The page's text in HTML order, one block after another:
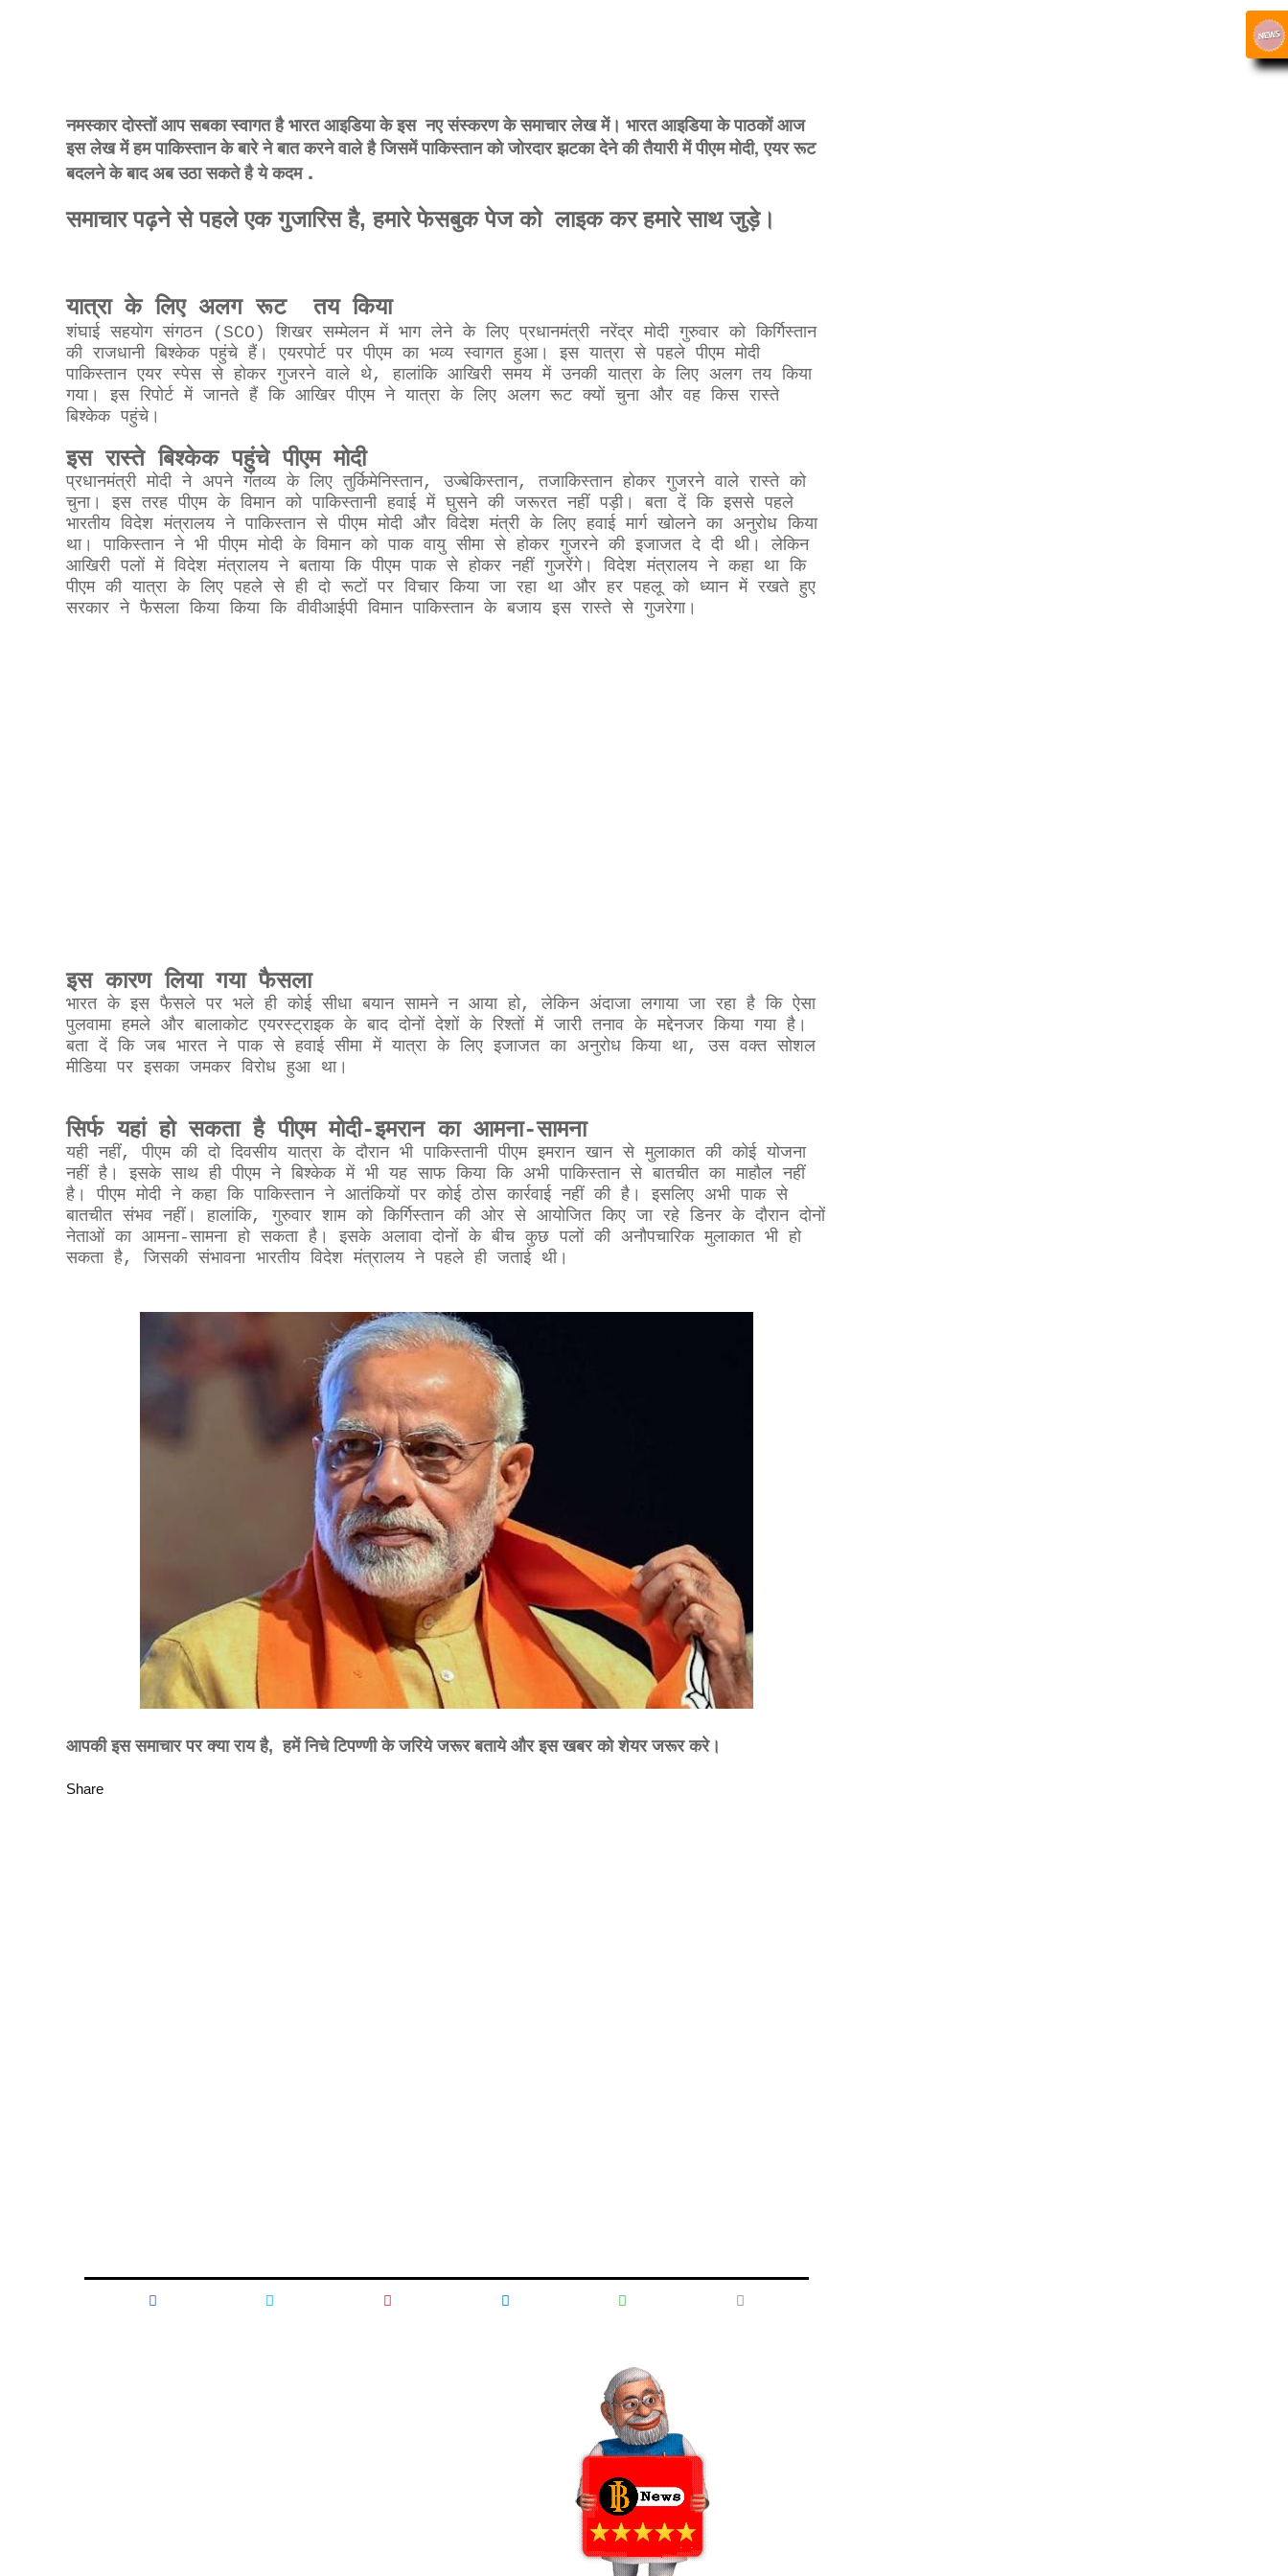
नमस्कार दोस्तों आप सबका स्वागत है भारत आइडिया के इस नए संस्करण के समाचार लेख में। भारत आइडिया के पाठकों आज
इस लेख में हम पाकिस्तान के बारे ने बात करने वाले है जिसमेंपाकिस्तान को जोरदार झटका देने की तैयारी में पीएम मोदी, एयर रूट
बदलने के बाद अब उठा सकते है ये कदम.
समाचार पढ़ने से पहले एक गुजारिस है, हमारे फेसबुक पेज को लाइक कर हमारे साथ जुड़े।
यात्रा के लिए अलग रूट तय किया
शंघाई सहयोग संगठन (SCO) शिखर सम्मेलन में भाग लेने के लिए प्रधानमंत्री नरेंद्र मोदी गुरुवार को किर्गिस्तान
की राजधानी बिश्केक पहुंचे हैं। एयरपोर्ट पर पीएम का भव्य स्वागत हुआ। इस यात्रा से पहले पीएम मोदी
पाकिस्तान एयर स्पेस से होकर गुजरने वाले थे, हालांकि आखिरी समय में उनकी यात्रा के लिए अलग तय किया
गया। इस रिपोर्ट में जानते हैं कि आखिर पीएम ने यात्रा के लिए अलग रूट क्यों चुना और वह किस रास्ते
बिश्केक पहुंचे।
इस रास्ते बिश्केक पहुंचे पीएम मोदी
प्रधानमंत्री मोदी ने अपने गंतव्य के लिए तुर्किमेनिस्तान, उज्बेकिस्तान, तजाकिस्तान होकर गुजरने वाले रास्ते को
चुना। इस तरह पीएम के विमान को पाकिस्तानी हवाई में घुसने की जरूरत नहीं पड़ी। बता दें कि इससे पहले
भारतीय विदेश मंत्रालय ने पाकिस्तान से पीएम मोदी और विदेश मंत्री के लिए हवाई मार्ग खोलने का अनुरोध किया
था। पाकिस्तान ने भी पीएम मोदी के विमान को पाक वायु सीमा से होकर गुजरने की इजाजत दे दी थी। लेकिन
आखिरी पलों में विदेश मंत्रालय ने बताया कि पीएम पाक से होकर नहीं गुजरेंगे। विदेश मंत्रालय ने कहा था कि
पीएम की यात्रा के लिए पहले से ही दो रूटों पर विचार किया जा रहा था और हर पहलू को ध्यान में रखते हुए
सरकार ने फैसला किया किया कि वीवीआईपी विमान पाकिस्तान के बजाय इस रास्ते से गुजरेगा।
इस कारण लिया गया फैसला
भारत के इस फैसले पर भले ही कोई सीधा बयान सामने न आया हो, लेकिन अंदाजा लगाया जा रहा है कि ऐसा
पुलवामा हमले और बालाकोट एयरस्ट्राइक के बाद दोनों देशों के रिश्तों में जारी तनाव के मद्देनजर किया गया है।
बता दें कि जब भारत ने पाक से हवाई सीमा में यात्रा के लिए इजाजत का अनुरोध किया था, उस वक्त सोशल
मीडिया पर इसका जमकर विरोध हुआ था।
सिर्फ यहां हो सकता है पीएम मोदी-इमरान का आमना-सामना
यही नहीं, पीएम की दो दिवसीय यात्रा के दौरान भी पाकिस्तानी पीएम इमरान खान से मुलाकात की कोई योजना
नहीं है। इसके साथ ही पीएम ने बिश्केक में भी यह साफ किया कि अभी पाकिस्तान से बातचीत का माहौल नहीं
है। पीएम मोदी ने कहा कि पाकिस्तान ने आतंकियों पर कोई ठोस कार्रवाई नहीं की है। इसलिए अभी पाक से
बातचीत संभव नहीं। हालांकि, गुरुवार शाम को किर्गिस्तान की ओर से आयोजित किए जा रहे डिनर के दौरान दोनों
नेताओं का आमना-सामना हो सकता है। इसके अलावा दोनों के बीच कुछ पलों की अनौपचारिक मुलाकात भी हो
सकता है, जिसकी संभावना भारतीय विदेश मंत्रालय ने पहले ही जताई थी।
आपकी इस समाचार पर क्या राय है, हमें निचे टिपण्णी के जरिये जरूर बताये और इस खबर को शेयर जरूर करे।
Share